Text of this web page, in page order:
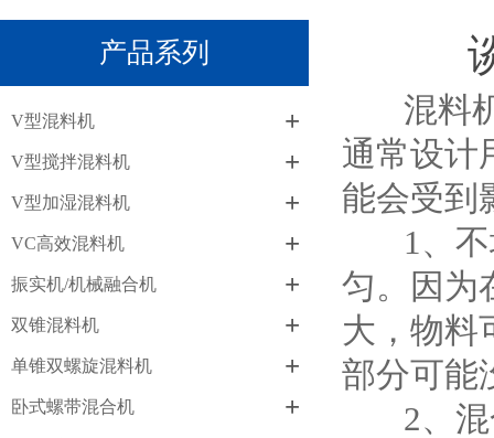
产品系列
V型混料机 +
V型搅拌混料机 +
V型加湿混料机 +
VC高效混料机 +
振实机/机械融合机 +
双锥混料机 +
单锥双螺旋混料机 +
卧式螺带混合机 +
混料机
通常设计
能会受到
1、不
匀。因为
大，物料
部分可能
2、混